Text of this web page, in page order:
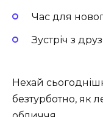
Час для
Зустріч з
Нехай
безтурботно, як